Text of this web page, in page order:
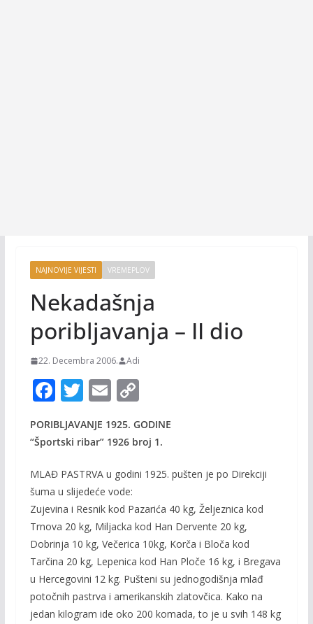
NAJNOVIJE VIJESTI VREMEPLOV
Nekadašnja
poribljavanja – II dio
22. Decembra 2006. Adi
F
e
o
o
k
T
itt
E
ai
C
p
y
Li
n
k
PORIBLJAVANJE 1925. GODINE
“Športski ribar” 1926 broj 1.
MLAĐ PASTRVA u godini 1925. pušten je po Direkciji
šuma u slije­deće vode:
Zujevina i Resnik kod Pazarića 40 kg, Željeznica kod
Trnova 20 kg, Miljacka kod Han Dervente 20 kg,
Dobrinja 10 kg, Večerica 10kg, Korča i Bloča kod
Tarčina 20 kg, Lepenica kod Han Ploče 16 kg, i Bregava
u Hercegovini 12 kg. Pu­šteni su jednogodišnja mlađ
potočnih pastrva i amerikanskih zlatovčica. Kako na
jedan kilogram ide oko 200 komada, to je u svih 148 kg